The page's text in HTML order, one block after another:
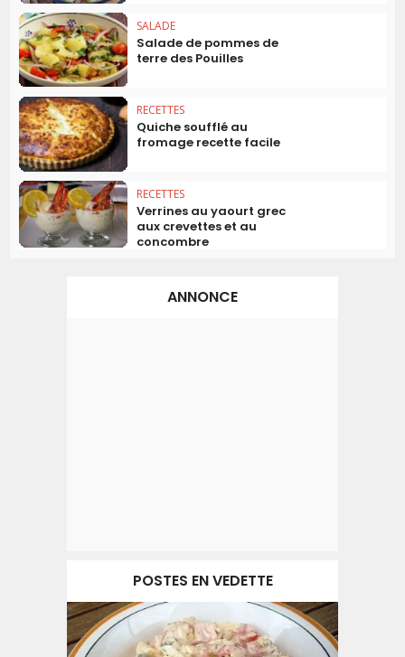
SALADE
Salade de pommes de
terre des Pouilles
RECETTES
Quiche soufflé au
fromage recette facile
RECETTES
Verrines au yaourt grec
aux crevettes et au
concombre
ANNONCE
POSTES EN VEDETTE